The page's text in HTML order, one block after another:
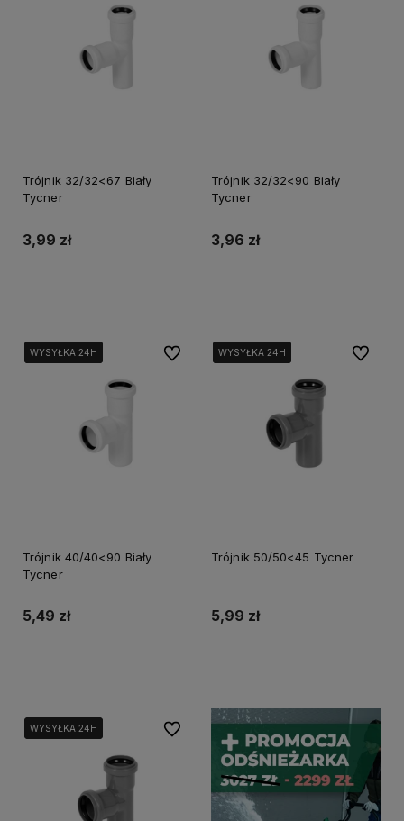
Trójnik 32/32<67 Biały
Tycner
3,99 zł
Trójnik 32/32<90 Biały
Tycner
3,96 zł
WYSYŁKA 24H
WYSYŁKA 24H
WYSYŁKA 24H
Trójnik 40/40<90 Biały
Tycner
5,49 zł
Do ulubionychWYSYŁKA 24H
WYSYŁKA 24H
WYSYŁKA 24H
Trójnik 50/50<45 Tycner
5,99 zł
Do
WYSYŁKA 24H
WYSYŁKA 24H Do ulubionych